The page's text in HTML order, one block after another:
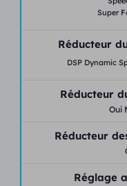
Super
Réducteur
DSP Dynamic
Réducteur
Oui
Réducteur
Réglage